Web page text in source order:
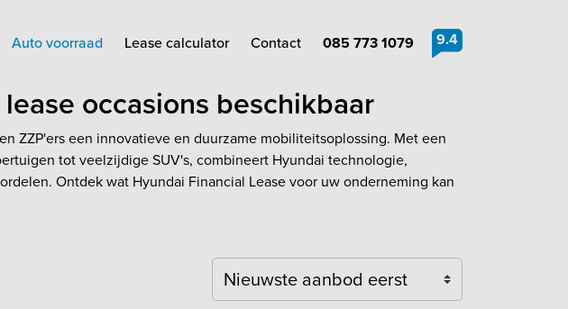
9.4
Auto voorraad Lease calculator Contact 085 773 1079
occasions beschikbaar
ZZP'ers een innovatieve en duurzame mobiliteitsoplossing. Met een
tot veelzijdige SUV's, combineert Hyundai technologie,
Ontdek wat Hyundai Financial Lease voor uw onderneming kan
Sortering